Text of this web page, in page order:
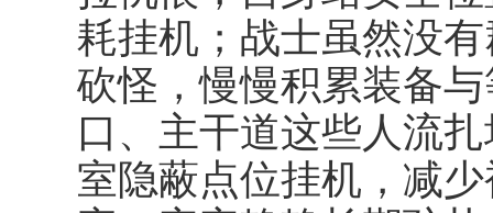
耗挂机；战士虽然没
砍怪，慢慢积累装备
口、主干道这些人流
室隐蔽点位挂机，减